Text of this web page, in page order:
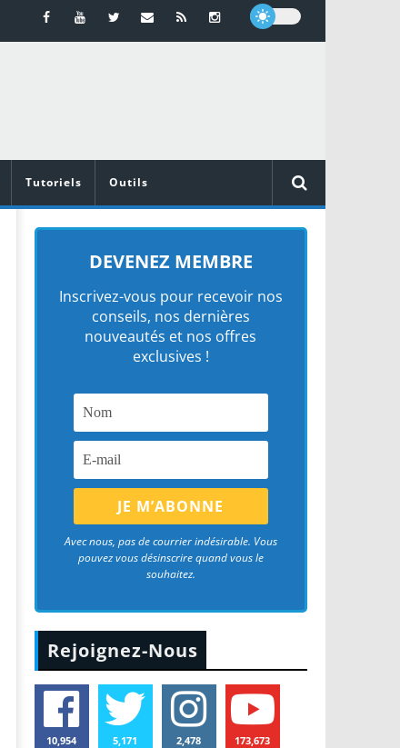
Tutoriels Outils
DEVENEZ MEMBRE
Inscrivez-vous pour recevoir nos
conseils, nos dernières
nouveautés et nos offres
exclusives !
Avec nous, pas de courrier indésirable. Vous
pouvez vous désinscrire quand vous le
souhaitez.
Rejoignez-Nous
10,954 5,171 2,478 173,673